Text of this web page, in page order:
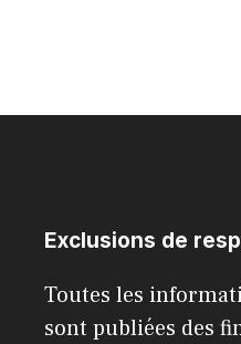
Exclusions de
Toutes les
sont publiées des